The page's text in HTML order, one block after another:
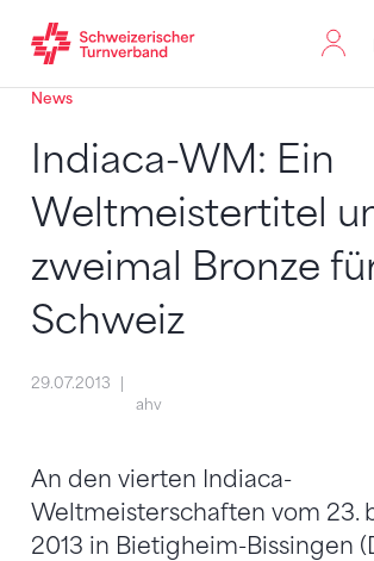
Zum Inhalt springen
Zur Sitemap navigieren
Zum Navigieren dieser Seite wird
News
Indiaca-WM: Ein
Weltmeistertitel
zweimal Bronze
Schweiz
29.07.2013
ahv
An den vierten Indiaca-
Weltmeisterschaften vom 23.
2013 in Bietigheim-Bissingen